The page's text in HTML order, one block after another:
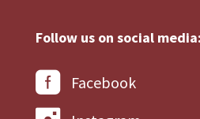
Follow us on social media:
Facebook